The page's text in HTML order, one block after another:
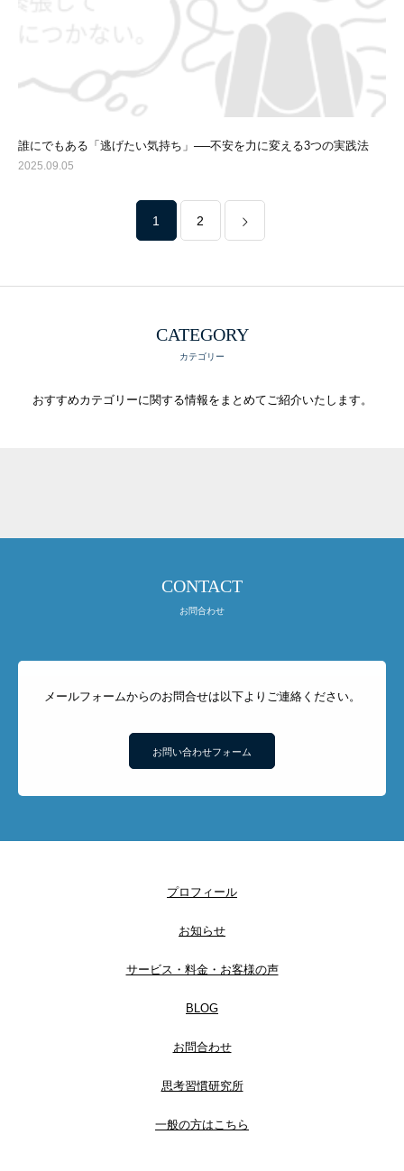
2025.09.05
1 2
CATEGORY
カテゴリー
おすすめカテゴリーに関する情報をまとめてご紹介いたします。
CONTACT
お問合わせ
メールフォームからのお問合せは以下よりご連絡ください。
お問い合わせフォーム
プロフィール
お知らせ
サービス・料金・お客様の声
BLOG
お問合わせ
思考習慣研究所
一般の方はこちら